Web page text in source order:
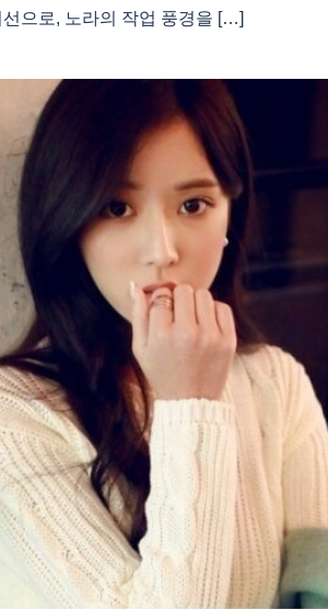
으로, 노라의 작업 풍경을 […]